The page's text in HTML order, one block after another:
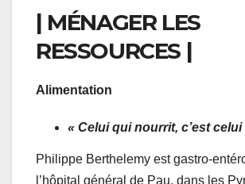
| MÉNAGER LES
RESSOURCES |
Alimentation
« Celui qui nourrit, c’est
Philippe Berthelemy est gastro-
l’hôpital général de Pau, dans les